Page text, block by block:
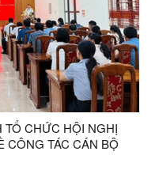
TỔ CHỨC HỘI NGHỊ
CÔNG TÁC CÁN BỘ